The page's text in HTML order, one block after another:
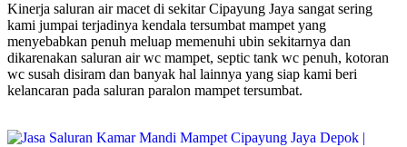
Kinerja saluran air macet di sekitar Cipayung Jaya sangat sering
kami jumpai terjadinya kendala tersumbat mampet yang
menyebabkan penuh meluap memenuhi ubin sekitarnya dan
dikarenakan saluran air wc mampet, septic tank wc penuh, kotoran
wc susah disiram dan banyak hal lainnya yang siap kami beri
kelancaran pada saluran paralon mampet tersumbat.